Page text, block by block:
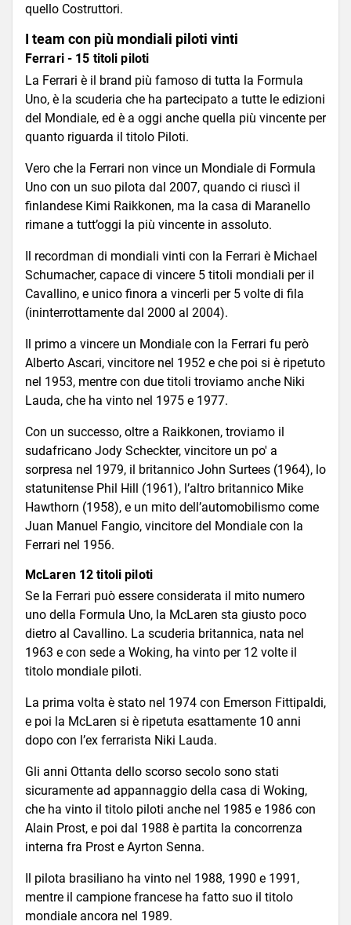
quello Costruttori.
I team con più mondiali piloti vinti
Ferrari - 15 titoli piloti
La Ferrari è il brand più famoso di tutta la Formula
Uno, è la scuderia che ha partecipato a tutte le edizioni
del Mondiale, ed è a oggi anche quella più vincente per
quanto riguarda il titolo Piloti.
Vero che la Ferrari non vince un Mondiale di Formula
Uno con un suo pilota dal 2007, quando ci riuscì il
finlandese Kimi Raikkonen, ma la casa di Maranello
rimane a tutt’oggi la più vincente in assoluto.
Il recordman di mondiali vinti con la Ferrari è Michael
Schumacher, capace di vincere 5 titoli mondiali per il
Cavallino, e unico finora a vincerli per 5 volte di fila
(ininterrottamente dal 2000 al 2004).
Il primo a vincere un Mondiale con la Ferrari fu però
Alberto Ascari, vincitore nel 1952 e che poi si è ripetuto
nel 1953, mentre con due titoli troviamo anche Niki
Lauda, che ha vinto nel 1975 e 1977.
Con un successo, oltre a Raikkonen, troviamo il
sudafricano Jody Scheckter, vincitore un po' a
sorpresa nel 1979, il britannico John Surtees (1964), lo
statunitense Phil Hill (1961), l’altro britannico Mike
Hawthorn (1958), e un mito dell’automobilismo come
Juan Manuel Fangio, vincitore del Mondiale con la
Ferrari nel 1956.
McLaren 12 titoli piloti
Se la Ferrari può essere considerata il mito numero
uno della Formula Uno, la McLaren sta giusto poco
dietro al Cavallino. La scuderia britannica, nata nel
1963 e con sede a Woking, ha vinto per 12 volte il
titolo mondiale piloti.
La prima volta è stato nel 1974 con Emerson Fittipaldi,
e poi la McLaren si è ripetuta esattamente 10 anni
dopo con l’ex ferrarista Niki Lauda.
Gli anni Ottanta dello scorso secolo sono stati
sicuramente ad appannaggio della casa di Woking,
che ha vinto il titolo piloti anche nel 1985 e 1986 con
Alain Prost, e poi dal 1988 è partita la concorrenza
interna fra Prost e Ayrton Senna.
Il pilota brasiliano ha vinto nel 1988, 1990 e 1991,
mentre il campione francese ha fatto suo il titolo
mondiale ancora nel 1989.